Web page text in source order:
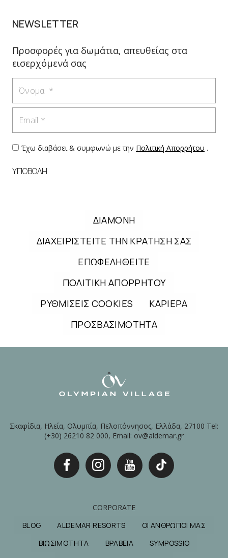
NEWSLETTER
Προσφορές για δωμάτια, απευθείας στα
εισερχόμενά σας
Έχω διαβάσει & συμφωνώ με την Πολιτική Απορρήτου .
ΥΠΟΒΟΛΗ
ΔΙΑΜΟΝΗ
ΔΙΑΧΕΙΡΙΣΤΕΙΤΕ ΤΗΝ ΚΡΑΤΗΣΗ ΣΑΣ
ΕΠΩΦΕΛΗΘΕΙΤΕ
ΠΟΛΙΤΙΚΗ ΑΠΟΡΡΗΤΟΥ
ΡΥΘΜΙΣΕΙΣ COOKIES
ΚΑΡΙΕΡΑ
ΠΡΟΣΒΑΣΙΜΟΤΗΤΑ
Σκαφίδια, Ηλεία, Ολυμπία, Πελοπόννησος, Ελλάδα, 27100 Tel:
(+30) 26210 82 000, Email: ov@aldemar.gr
CORPORATE
BLOG
ALDEMAR RESORTS
ΟΙ ΑΝΘΡΩΠΟΙ ΜΑΣ
ΒΙΩΣΙΜΟΤΗΤΑ
ΒΡΑΒΕΙΑ
SYMPOSSIO